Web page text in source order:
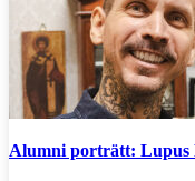
Alumni porträtt: Lupus